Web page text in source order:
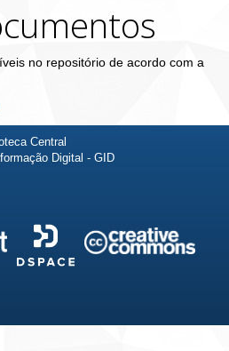
no repositório de acordo com a
Central
Digital - GID